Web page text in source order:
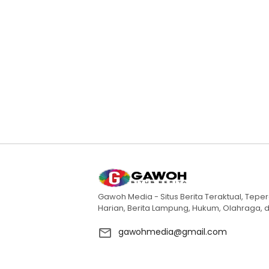
Gawoh Media - Situs Berita Teraktual,
Harian, Berita Lampung, Hukum, Olahraga,
gawohmedia@gmail.com